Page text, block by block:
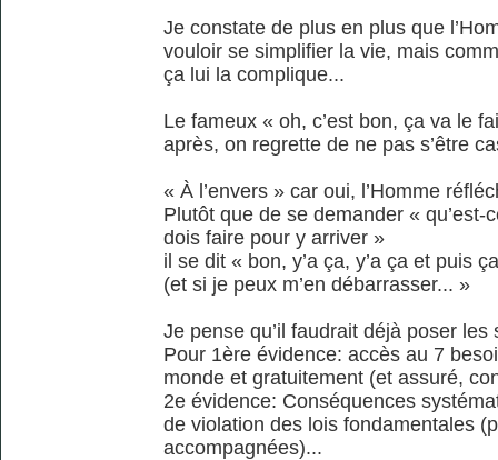
Je constate de plus en plus que
vouloir se simplifier la vie, mais
ça lui la complique...
Le fameux « oh, c’est bon, ça va le
après, on regrette de ne pas s’être
« À l’envers » car oui, l’Homme
Plutôt que de se demander « qu’est-
dois faire pour y arriver »
il se dit « bon, y’a ça, y’a ça et puis
(et si je peux m’en débarrasser... »
Je pense qu’il faudrait déjà poser
Pour 1ère évidence: accès au 7
monde et gratuitement (et assuré,
2e évidence: Conséquences
de violation des lois fondamentales
accompagnées)...